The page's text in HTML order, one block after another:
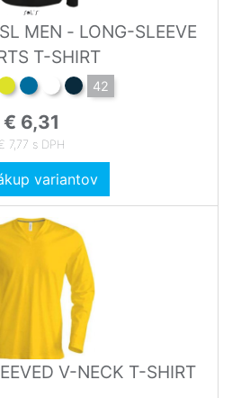
MEN - LONG-SLEEVE
T-SHIRT
42
€ 6,31
7,77 s DPH
variantov
V-NECK T-SHIRT